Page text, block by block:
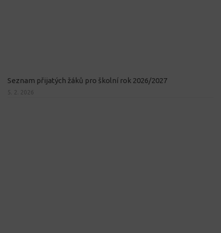
Seznam přijatých žáků pro školní rok 2026/2027
5. 2. 2026